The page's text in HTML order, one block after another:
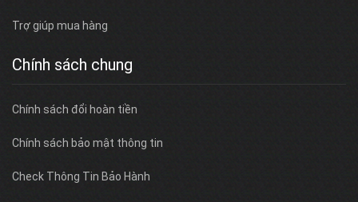
Trợ giúp mua hàng
Chính sách chung
Chính sách đổi hoàn tiền
Chính sách bảo mật thông tin
Check Thông Tin Bảo Hành